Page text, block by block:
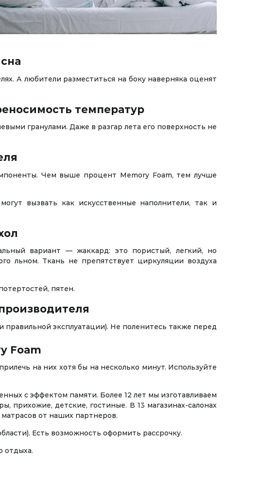
А любители разместиться на боку наверняка оценят
температур
гранулами. Даже в разгар лета его поверхность не
Чем выше процент Memory Foam, тем лучше
вызвать как искусственные наполнители, так и
вариант — жаккард: это пористый, легкий, но
льном. Ткань не препятствует циркуляции воздуха
пятен.
эксплуатации). Не поленитесь также перед
Foam
на них хотя бы на несколько минут. Используйте
с эффектом памяти. Более 12 лет мы изготавливаем
прихожие, детские, гостиные. В 13 магазинах-салонах
от наших партнеров.
Есть возможность оформить рассрочку.
отдыха.